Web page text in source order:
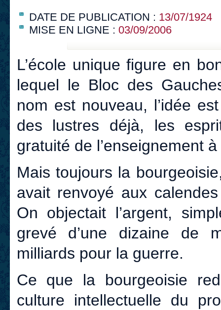
DATE DE PUBLICATION : 13/07/1924
MISE EN LIGNE : 03/09/2006
L’école unique figure en
lequel le Bloc des
nom est nouveau, l’idée
des lustres déjà, les
gratuité de l’enseignement
Mais toujours la
avait renvoyé aux
On objectait l’argent,
grevé d’une dizaine de
milliards pour la guerre.
Ce que la bourgeoisie
culture intellectuelle du